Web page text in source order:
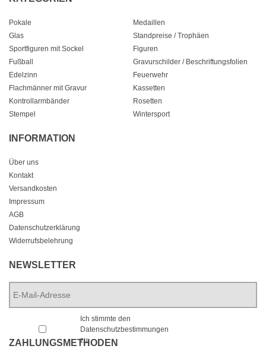
Pokale
Medaillen
Glas
Standpreise / Trophäen
Sportfiguren mit Sockel
Figuren
Fußball
Gravurschilder / Beschriftungsfolien
Edelzinn
Feuerwehr
Flachmänner mit Gravur
Kassetten
Kontrollarmbänder
Rosetten
Stempel
Wintersport
INFORMATION
Über uns
Kontakt
Versandkosten
Impressum
AGB
Datenschutzerklärung
Widerrufsbelehrung
NEWSLETTER
Mail-
Adresse *
Ich stimmte den
Datenschutzbestimmungen
zu.
ZAHLUNGSMETHODEN